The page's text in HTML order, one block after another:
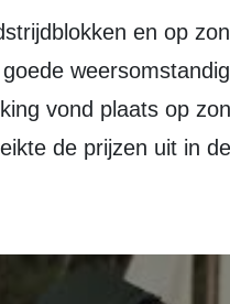
vond plaats op
de prijzen uit in